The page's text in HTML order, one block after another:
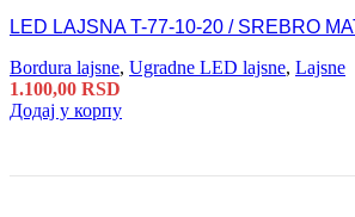
LED LAJSNA T-77-10-20 / SREBRO
Bordura lajsne, Ugradne LED lajsne, Lajsne
1.100,00 RSD
Додај у корпу